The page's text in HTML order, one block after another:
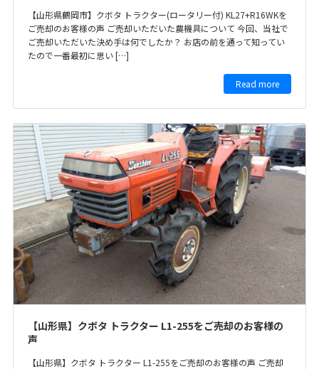
【山形県鶴岡市】クボタ トラクター(ロータリー付) KL27+R16WKを
ご売却のお客様の声 ご売却いただいた農機具について 今回、当社で
ご売却いただいた決め手は何でしたか？ お店の前を通って知ってい
たので一番最初に思い […]
Read more
【山形県】クボタ トラクター L1-255をご売却のお客様の
声
【山形県】クボタ トラクター L1-255をご売却のお客様の声 ご売却